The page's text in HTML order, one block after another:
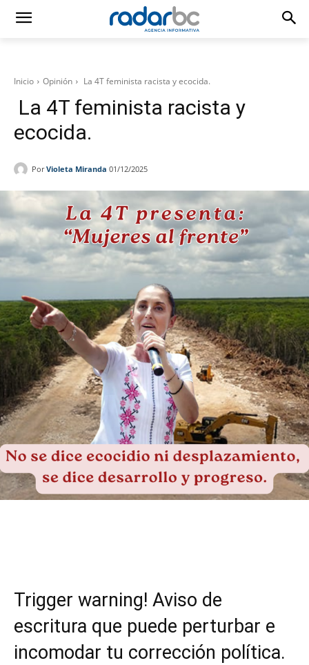
Inicio Opinión La 4T feminista racista y ecocida.
La 4T feminista racista y
ecocida.
Por Violeta Miranda 01/12/2025
Trigger warning! Aviso de
escritura que puede perturbar e
incomodar tu corrección política.